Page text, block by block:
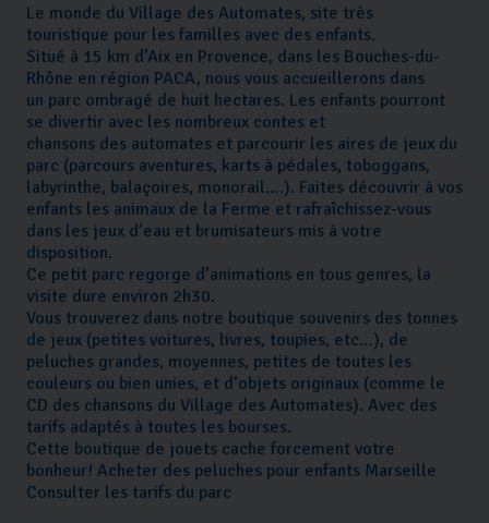
Le monde du Village des Automates, site très
touristique pour les familles avec des enfants.
Situé à 15 km d’Aix en Provence, dans les Bouches-du-
Rhône en région PACA, nous vous accueillerons dans
un parc ombragé de huit hectares. Les enfants pourront
se divertir avec les nombreux contes et
chansons des automates et parcourir les aires de jeux du
parc (parcours aventures, karts à pédales, toboggans,
labyrinthe, balaçoires, monorail….). Faites découvrir à vos
enfants les animaux de la Ferme et rafraîchissez-vous
dans les jeux d’eau et brumisateurs mis à votre
disposition.
Ce petit parc regorge d’animations en tous genres, la
visite dure environ 2h30.
Vous trouverez dans notre boutique souvenirs des tonnes
de jeux (petites voitures, livres, toupies, etc…), de
peluches grandes, moyennes, petites de toutes les
couleurs ou bien unies, et d’objets originaux (comme le
CD des chansons du Village des Automates). Avec des
tarifs adaptés à toutes les bourses.
Cette boutique de jouets cache forcement votre
bonheur! Acheter des peluches pour enfants Marseille
Consulter les tarifs du parc